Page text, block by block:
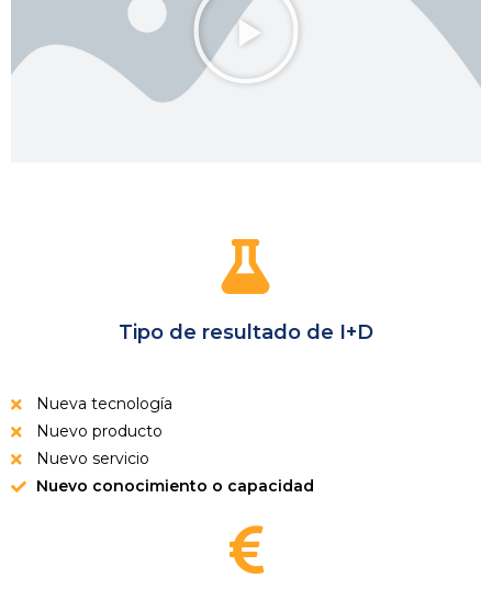
Tipo de resultado de I+D
Nueva tecnología
Nuevo producto
Nuevo servicio
Nuevo conocimiento o capacidad